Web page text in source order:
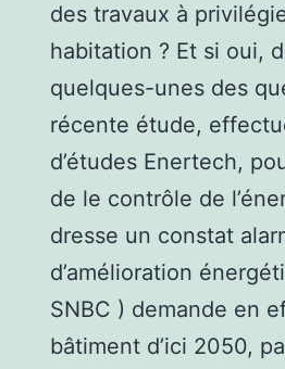
des travaux à
habitation ? Et si oui,
quelques-unes des
récente étude,
d’études Enertech,
de le contrôle de
dresse un constat
d’amélioration
SNBC ) demande en
bâtiment d’ici 2050,